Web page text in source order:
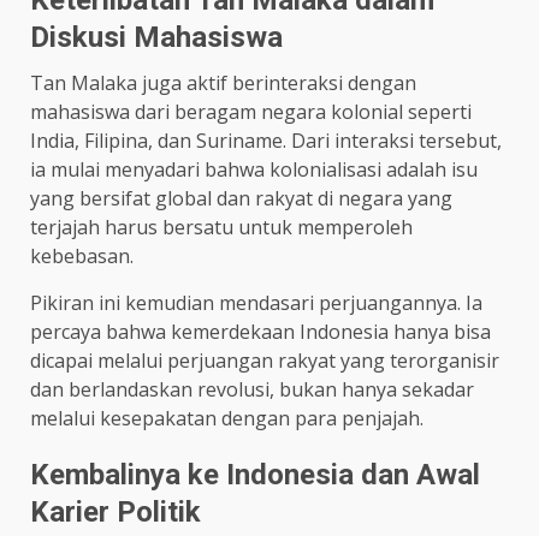
Diskusi Mahasiswa
Tan Malaka juga aktif berinteraksi dengan
mahasiswa dari beragam negara kolonial seperti
India, Filipina, dan Suriname. Dari interaksi tersebut,
ia mulai menyadari bahwa kolonialisasi adalah isu
yang bersifat global dan rakyat di negara yang
terjajah harus bersatu untuk memperoleh
kebebasan.
Pikiran ini kemudian mendasari perjuangannya. Ia
percaya bahwa kemerdekaan Indonesia hanya bisa
dicapai melalui perjuangan rakyat yang terorganisir
dan berlandaskan revolusi, bukan hanya sekadar
melalui kesepakatan dengan para penjajah.
Kembalinya ke Indonesia dan Awal
Karier Politik